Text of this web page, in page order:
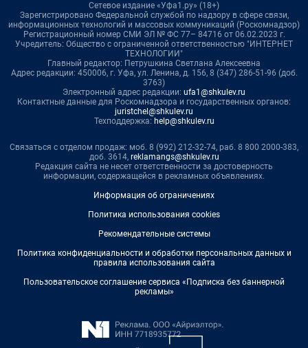
Сетевое издание «Уфа1.ру» (18+)
Зарегистрировано Федеральной службой по надзору в сфере связи,
информационных технологий и массовых коммуникаций (Роскомнадзор)
Регистрационный номер СМИ ЭЛ № ФС 77– 84716 от 06.02.2023 г.
Учредитель: Общество с ограниченной ответственностью "ИНТЕРНЕТ
ТЕХНОЛОГИИ"
Главный редактор: Петрушкина Светлана Алексеевна
Адрес редакции: 450006, г. Уфа, ул. Ленина, д. 156, 8 (347) 286-51-96 (доб.
3763)
Электронный адрес редакции: ufa1@shkulev.ru
Контактные данные для Роскомнадзора и государственных органов:
juristchel@shkulev.ru
Техподдержка: help@shkulev.ru
Связаться с отделом продаж: моб. 8 (992) 212-32-74, раб. 8 800 2000-383,
доб. 3614, reklamangs@shkulev.ru
Редакция сайта не несет ответственности за достоверность
информации, содержащейся в рекламных объявлениях.
Информация об ограничениях
Политика использования cookies
Рекомендательные системы
Политика конфиденциальности и обработки персональных данных и
правила использования сайта
Пользовательское соглашение сервиса «Подписка без баннерной
рекламы»